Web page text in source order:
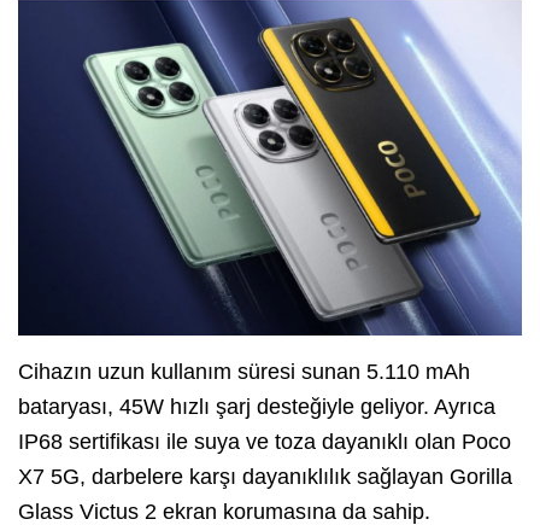
Cihazın uzun kullanım süresi sunan 5.110 mAh
bataryası, 45W hızlı şarj desteğiyle geliyor. Ayrıca
IP68 sertifikası ile suya ve toza dayanıklı olan Poco
X7 5G, darbelere karşı dayanıklılık sağlayan Gorilla
Glass Victus 2 ekran korumasına da sahip.